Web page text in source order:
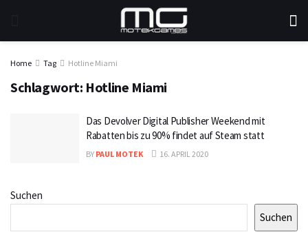
Home Tag Hotline Miami
Schlagwort: Hotline Miami
Das Devolver Digital Publisher Weekend mit
Rabatten bis zu 90% findet auf Steam statt
BY PAUL MOTEK 16. APRIL 2020
Suchen
Suchen